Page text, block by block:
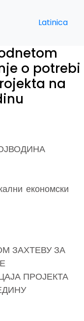
Latinica
o potrebi
na
економски
ЗАХТЕВУ ЗА
ПРОЈЕКТА